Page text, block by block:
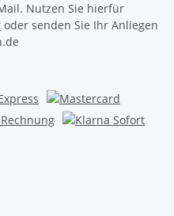
Nutzen Sie hierfür
oder senden Sie Ihr Anliegen